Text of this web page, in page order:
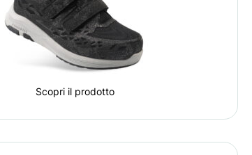
Scopri il prodotto